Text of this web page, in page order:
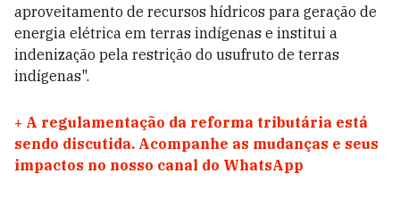
aproveitamento de recursos hídricos para geração de
energia elétrica em terras indígenas e institui a
indenização pela restrição do usufruto de terras
indígenas".
+ A regulamentação da reforma tributária está
sendo discutida. Acompanhe as mudanças e seus
impactos no nosso canal do WhatsApp